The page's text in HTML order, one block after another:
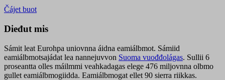
Čájet buot
Dieđut mis
Sámit leat Eurohpa uniovnna áidna eamiálbmot. Sámiid
eamiálbmotsajádat lea nannejuvvon Suoma vuođđolágas. Sullii 6
proseantta olles máilmmi veahkadagas elege 476 miljovnna olbmo
gullet eamiálbmogiidda. Eamiálbmogat ellet 90 sierra riikkas.